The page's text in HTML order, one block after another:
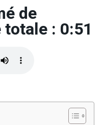
de
totale : 0:51